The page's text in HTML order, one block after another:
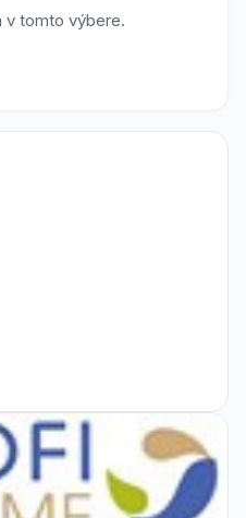
v tomto výbere.